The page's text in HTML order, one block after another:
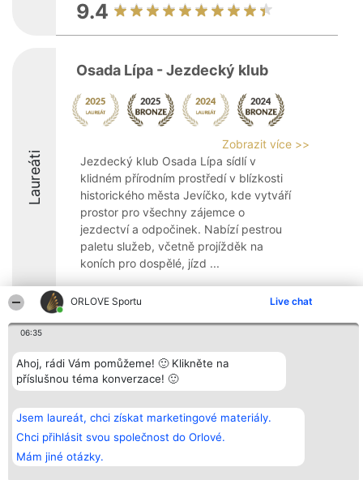
ORLOVE Sportu Live chat
06:35
Ahoj, rádi Vám pomůžeme! 🙂 Klikněte na
příslušnou téma konverzace! 🙂
Jsem laureát, chci získat marketingové materiály.
Chci přihlásit svou společnost do Orlové.
Mám jiné otázky.
9.4
Laureáti
Osada Lípa - Jezdecký klub
Zobrazit více >>
Jezdecký klub Osada Lípa sídlí v
klidném přírodním prostředí v blízkosti
historického města Jevíčko, kde vytváří
prostor pro všechny zájemce o
jezdectví a odpočinek. Nabízí pestrou
paletu služeb, včetně projížděk na
koních pro dospělé, jízd ...
8.6
Organizátor hlasování
Bright Side Solutions sp. z o.
o. sp. k.
ul. Ruska 22
KRS 0000749100 | Regon
381313360 | NIP 8943132676
Plebiscyt
Vítězové
Seznam všech
laureátů
Pravidla
Zásady
ochrany
Kontakt